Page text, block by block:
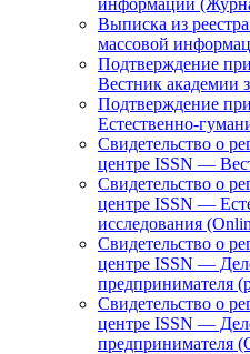
информации
Выписка из
массовой
Подтверждение
Вестник академии
Подтверждение
Естественно-
Свидетельство о
центре ISSN —
Свидетельство о
центре ISSN —
исследования
Свидетельство о
центре ISSN —
предпринимателя
Свидетельство о
центре ISSN —
предпринимателя